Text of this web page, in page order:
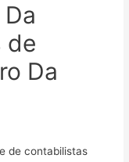
de
Da
de contabilistas